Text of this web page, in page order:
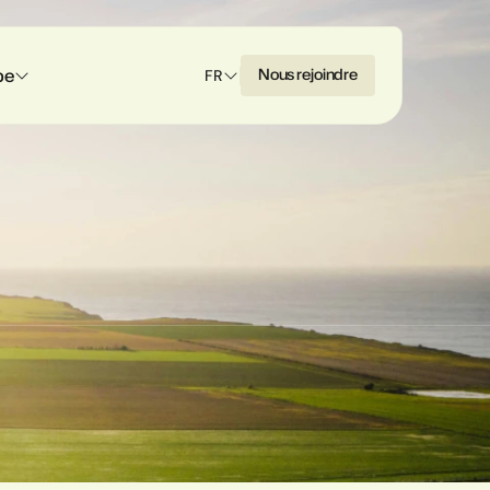
FR Nousrejoindre